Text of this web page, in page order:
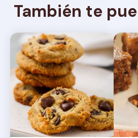
También te